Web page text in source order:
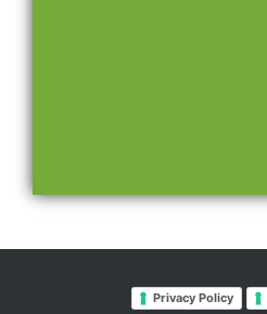
Privacy Policy